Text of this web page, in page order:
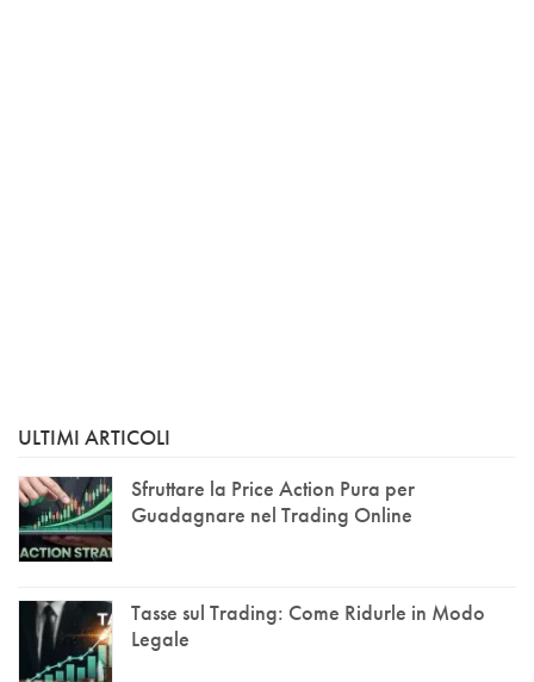
ULTIMI ARTICOLI
Sfruttare la Price Action Pura per
Guadagnare nel Trading Online
Tasse sul Trading: Come Ridurle in Modo
Legale